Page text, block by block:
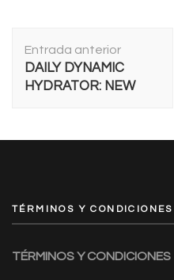
de
entradas
Entrada anterior
DAILY DYNAMIC
HYDRATOR: NEW
TÉRMINOS Y CONDICIONES
TÉRMINOS Y CONDICIONES